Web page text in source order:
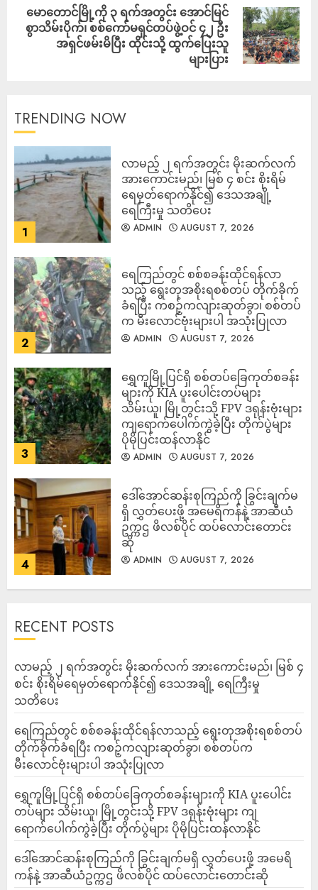
မောတောင်မြို့ကို ၃ ရက်အတွင်း အောင်မြင်
စွာသိမ်းပိုက်၊ စစ်ကော်မရှင်တပ်ဖွဲ့ဝင် ၄၂ ဦး
အရှင်ဖမ်းမိပြီး ထိုင်းသို့ ထွက်ပြေးသူ
များပြား
TRENDING NOW
1
လာမည့် ၂ ရက်အတွင်း မိုးဆက်လက်
အားကောင်းမည်၊ မြစ် ၄ စင်း စိုးရိမ်
ရေမှတ်ရောက်နိုင်၍ ဒေသအချို့
ရေကြီးမှု သတိပေး
ADMIN AUGUST 7, 2026
2
ရေကြည်တွင် စစ်စခန်းထိုင်ရန်လာ
သည့် ရွေးတုအစိုးရစစ်တပ် တိုက်ခိုက်
ခံရပြီး ကစဉ့်ကလျားဆုတ်ခွာ၊ စစ်တပ်
က မီးလောင်ဗုံးများပါ အသုံးပြုလာ
ADMIN AUGUST 7, 2026
3
‎ရွှေကူမြို့ပြင်ရှိ စစ်တပ်ခြေကုတ်စခန်း
များကို KIA ပူးပေါင်းတပ်များ
သိမ်းယူ၊ မြို့တွင်းသို့ FPV ဒရုန်းဗုံးများ
ကျရောက်ပေါက်ကွဲခဲ့ပြီး တိုက်ပွဲများ
ပိုမိုပြင်းထန်လာနိုင်
ADMIN AUGUST 7, 2026
4
ဒေါ်အောင်ဆန်းစုကြည်ကို ခြွင်းချက်မ
ရှိ လွှတ်ပေးဖို့ အမေရိကန်နဲ့ အာဆီယံ
ဥက္ကဌ ဖိလစ်ပိုင် ထပ်လောင်းတောင်း
ဆို
ADMIN AUGUST 7, 2026
RECENT POSTS
လာမည့် ၂ ရက်အတွင်း မိုးဆက်လက် အားကောင်းမည်၊ မြစ် ၄
စင်း စိုးရိမ်ရေမှတ်ရောက်နိုင်၍ ဒေသအချို့ ရေကြီးမှု
သတိပေး
ရေကြည်တွင် စစ်စခန်းထိုင်ရန်လာသည့် ရွေးတုအစိုးရစစ်တပ်
တိုက်ခိုက်ခံရပြီး ကစဉ့်ကလျားဆုတ်ခွာ၊ စစ်တပ်က
မီးလောင်ဗုံးများပါ အသုံးပြုလာ
‎ရွှေကူမြို့ပြင်ရှိ စစ်တပ်ခြေကုတ်စခန်းများကို KIA ပူးပေါင်း
တပ်များ သိမ်းယူ၊ မြို့တွင်းသို့ FPV ဒရုန်းဗုံးများ ကျ
ရောက်ပေါက်ကွဲခဲ့ပြီး တိုက်ပွဲများ ပိုမိုပြင်းထန်လာနိုင်
ဒေါ်အောင်ဆန်းစုကြည်ကို ခြွင်းချက်မရှိ လွှတ်ပေးဖို့ အမေရိ
ကန်နဲ့ အာဆီယံဥက္ကဌ ဖိလစ်ပိုင် ထပ်လောင်းတောင်းဆို